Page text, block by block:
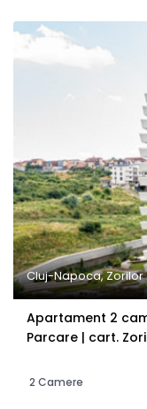
Cluj-Napoca, Zorilor
Apartament 2
Parcare | cart.
2 Camere